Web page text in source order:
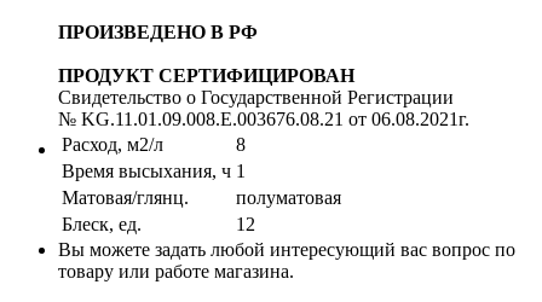
ПРОИЗВЕДЕНО В РФ
ПРОДУКТ СЕРТИФИЦИРОВАН
Свидетельство о Государственной Регистрации
№ KG.11.01.09.008.E.003676.08.21 от 06.08.2021г.
Расход, м2/л
8
Время высыхания, ч 1
Матовая/глянц.
полуматовая
Блеск, ед.
12
Вы можете задать любой интересующий вас вопрос по
товару или работе магазина.